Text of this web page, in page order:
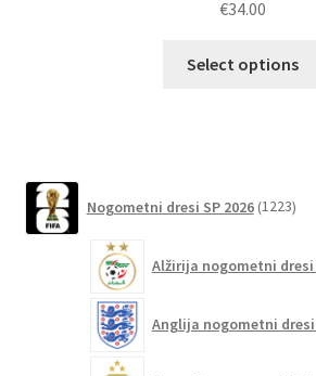
€34.00
Select options
Nogometni dresi SP 2026 1223
Alžirija nogometni dresi
Anglija nogometni dresi